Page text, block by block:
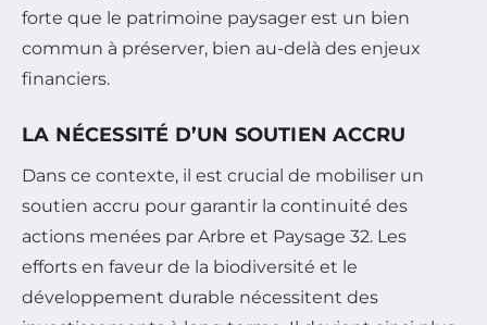
forte que le patrimoine paysager est un bien
commun à préserver, bien au-delà des enjeux
financiers.
LA NÉCESSITÉ D’UN SOUTIEN ACCRU
Dans ce contexte, il est crucial de mobiliser un
soutien accru pour garantir la continuité des
actions menées par Arbre et Paysage 32. Les
efforts en faveur de la biodiversité et le
développement durable nécessitent des